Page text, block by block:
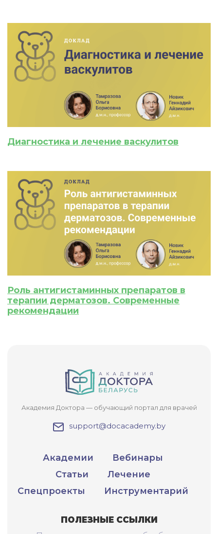
Диагностика и лечение васкулитов
Роль антигистаминных препаратов в
терапии дерматозов. Современные
рекомендации
Академия Доктора — обучающий портал для врачей
support@docacademy.by
Академии
Вебинары
Статьи
Лечение
Спецпроекты
Инструментарий
ПОЛЕЗНЫЕ ССЫЛКИ
Приобретено